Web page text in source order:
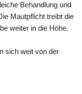
Behandlung und
Mautpflicht treibt die
weiter in die Höhe.
sich weit von der